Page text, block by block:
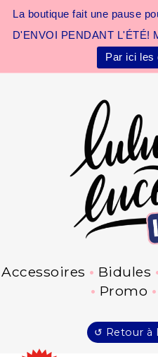
La boutique fait une pause
D'ENVOI PENDANT L'ÉTÉ!
Par ici les
Accessoires Bidules
Promo
↺ Retour à